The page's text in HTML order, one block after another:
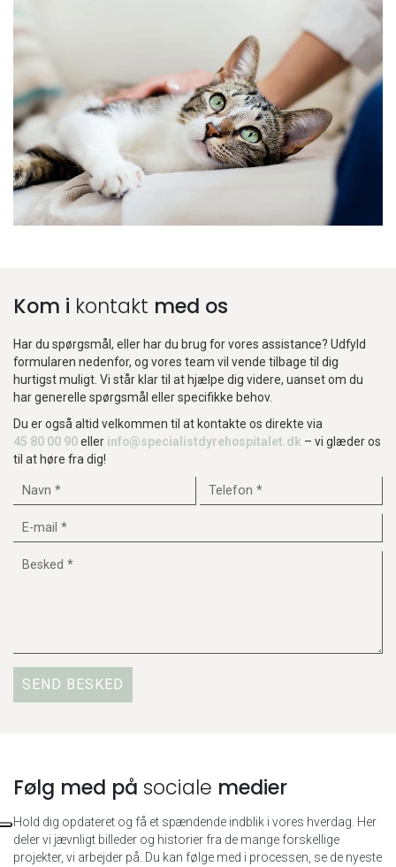
Kom i kontakt med os
Har du spørgsmål, eller har du brug for vores assistance? Udfyld
formularen nedenfor, og vores team vil vende tilbage til dig
hurtigst muligt. Vi står klar til at hjælpe dig videre, uanset om du
har generelle spørgsmål eller specifikke behov.
Du er også altid velkommen til at kontakte os direkte via
45 80 00 90eller info@specialistdyrehospitalet.dk – vi glæder os
til at høre fra dig!
Følg med på sociale medier
Hold dig opdateret og få et spændende indblik i vores hverdag. Her
deler vi jævnligt billeder og historier fra de mange forskellige
projekter, vi arbejder på. Du kan følge med i processen, se de nyeste